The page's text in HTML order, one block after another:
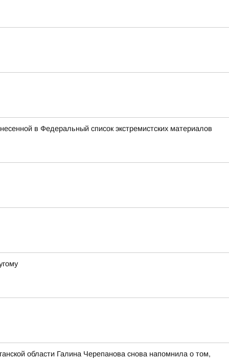
в Федеральный список экстремистских материалов
области Галина Черепанова снова напомнила о том,